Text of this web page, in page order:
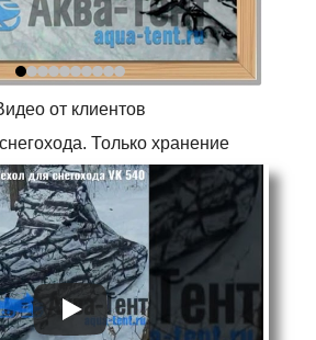
от клиентов
Только хранение